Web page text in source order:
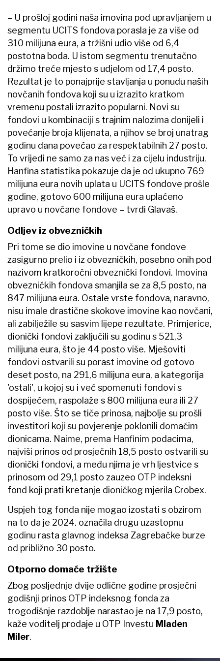
– U prošloj godini naša imovina pod upravljanjem u
segmentu UCITS fondova porasla je za više od
310 milijuna eura, a tržišni udio više od 6,4
postotna boda. U istom segmentu trenutačno
držimo treće mjesto s udjelom od 17,4 posto.
Rezultat je to ponajprije stavljanja u ponudu naših
novčanih fondova koji su u izrazito kratkom
vremenu postali izrazito popularni. Novi su
fondovi u kombinaciji s trajnim nalozima donijeli i
povećanje broja klijenata, a njihov se broj unatrag
godinu dana povećao za respektabilnih 27 posto.
To vrijedi ne samo za nas već i za cijelu industriju.
Hanfina statistika pokazuje da je od ukupno 769
milijuna eura novih uplata u UCITS fondove prošle
godine, gotovo 600 milijuna eura uplaćeno
upravo u novčane fondove – tvrdi Glavaš.
Odljev iz obvezničkih
Pri tome se dio imovine u novčane fondove
zasigurno prelio i iz obvezničkih, posebno onih pod
nazivom kratkoročni obveznički fondovi. Imovina
obvezničkih fondova smanjila se za 8,5 posto, na
847 milijuna eura. Ostale vrste fondova, naravno,
nisu imale drastične skokove imovine kao novčani,
ali zabilježile su sasvim lijepe rezultate. Primjerice,
dionički fondovi zaključili su godinu s 521,3
milijuna eura, što je 44 posto više. Mješoviti
fondovi ostvarili su porast imovine od gotovo
deset posto, na 291,6 milijuna eura, a kategorija
'ostali', u kojoj su i već spomenuti fondovi s
dospijećem, raspolaže s 800 milijuna eura ili 27
posto više. Što se tiče prinosa, najbolje su prošli
investitori koji su povjerenje poklonili domaćim
dionicama. Naime, prema Hanfinim podacima,
najviši prinos od prosječnih 18,5 posto ostvarili su
dionički fondovi, a među njima je vrh ljestvice s
prinosom od 29,1 posto zauzeo OTP indeksni
fond koji prati kretanje dioničkog mjerila Crobex.
Uspjeh tog fonda nije mogao izostati s obzirom
na to da je 2024. označila drugu uzastopnu
godinu rasta glavnog indeksa Zagrebačke burze
od približno 30 posto.
Otporno domaće tržište
Zbog posljednje dvije odlične godine prosječni
godišnji prinos OTP indeksnog fonda za
trogodišnje razdoblje narastao je na 17,9 posto,
kaže voditelj prodaje u OTP Investu Mladen
Miler.